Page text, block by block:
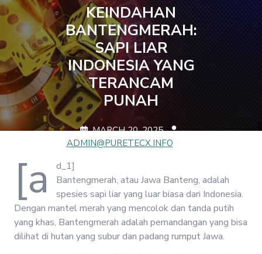
KEINDAHAN
BANTENGMERAH:
SAPI LIAR
INDONESIA YANG
TERANCAM
PUNAH
MARCH 20, 2025
ADMIN@PURETECX.INFO
[a
d_1]
Bantengmerah, atau Jawa Banteng, adalah
spesies sapi liar yang luar biasa dari Indonesia.
Dengan mantel merah yang mencolok dan tanda putih
yang khas, Bantengmerah adalah pemandangan yang bisa
dilihat di hutan yang subur dan padang rumput Jawa.